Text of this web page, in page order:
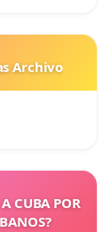
Archivo
CUBA POR